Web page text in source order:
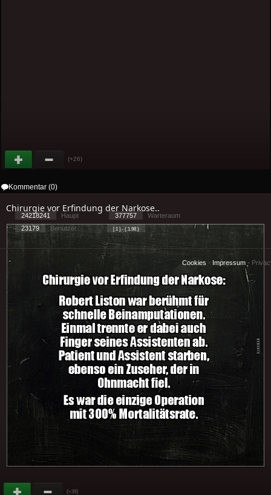
(+26)
Kommentar (0)
Chirurgie vor Erfindung der Narkose..
(+39)
24218241 Haupt 377757
Warteraum
23179
Benutzer [ 1 ] - ( 1.98 )
Cookies - Impressum -